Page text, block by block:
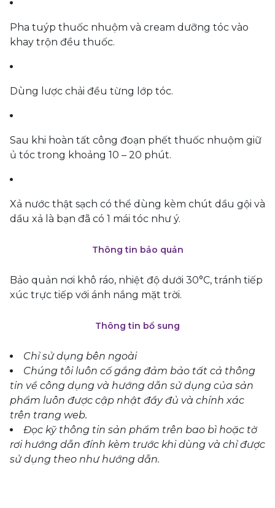
Pha tuýp thuốc nhuộm và cream dưỡng tóc vào
khay trộn đều thuốc.
Dùng lược chải đều từng lớp tóc.
Sau khi hoàn tất công đoạn phết thuốc nhuộm giữ
ủ tóc trong khoảng 10 – 20 phút.
Xả nước thật sạch có thể dùng kèm chút dầu gội và
dầu xả là bạn đã có 1 mái tóc như ý.
Thông tin bảo quản
Bảo quản nơi khô ráo, nhiệt độ dưới 30°C, tránh tiếp
xúc trực tiếp với ánh nắng mặt trời.
Thông tin bổ sung
Chỉ sử dụng bên ngoài
Chúng tôi luôn cố gắng đảm bảo tất cả thông
tin về công dụng và hướng dẫn sử dụng của sản
phẩm luôn được cập nhật đầy đủ và chính xác
trên trang web.
Đọc kỹ thông tin sản phẩm trên bao bì hoặc tờ
rơi hướng dẫn đính kèm trước khi dùng và chỉ được
sử dụng theo như hướng dẫn.